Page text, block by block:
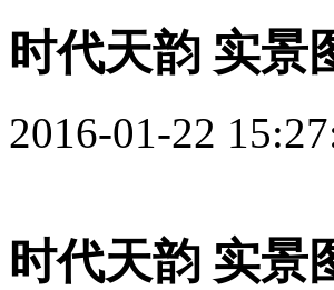
时代天韵 实景
2016-01-22
时代天韵 实景